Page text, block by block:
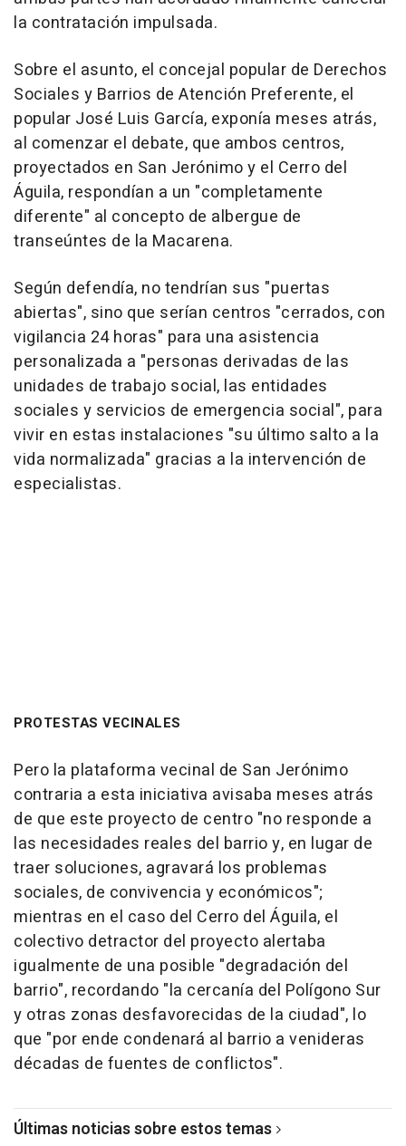
la contratación impulsada.
Sobre el asunto, el concejal popular de Derechos
Sociales y Barrios de Atención Preferente, el
popular José Luis García, exponía meses atrás,
al comenzar el debate, que ambos centros,
proyectados en San Jerónimo y el Cerro del
Águila, respondían a un "completamente
diferente" al concepto de albergue de
transeúntes de la Macarena.
Según defendía, no tendrían sus "puertas
abiertas", sino que serían centros "cerrados, con
vigilancia 24 horas" para una asistencia
personalizada a "personas derivadas de las
unidades de trabajo social, las entidades
sociales y servicios de emergencia social", para
vivir en estas instalaciones "su último salto a la
vida normalizada" gracias a la intervención de
especialistas.
PROTESTAS VECINALES
Pero la plataforma vecinal de San Jerónimo
contraria a esta iniciativa avisaba meses atrás
de que este proyecto de centro "no responde a
las necesidades reales del barrio y, en lugar de
traer soluciones, agravará los problemas
sociales, de convivencia y económicos";
mientras en el caso del Cerro del Águila, el
colectivo detractor del proyecto alertaba
igualmente de una posible "degradación del
barrio", recordando "la cercanía del Polígono Sur
y otras zonas desfavorecidas de la ciudad", lo
que "por ende condenará al barrio a venideras
décadas de fuentes de conflictos".
Últimas noticias sobre estos temas